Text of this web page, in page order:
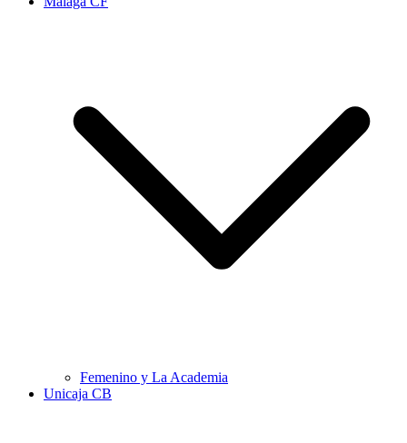
Femenino y La Academia
Unicaja CB